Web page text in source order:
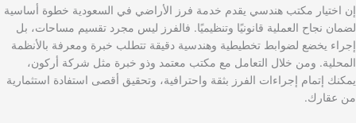
إن اختيار مكتب هندسي يقدم خدمة فرز الأراضي في السعودية خطوة أساسية
لضمان نجاح العملية قانونيًا وتنظيميًا. فالفرز ليس مجرد تقسيم مساحات، بل
إجراء يخضع لضوابط تخطيطية وهندسية دقيقة تتطلب خبرة ومعرفة بالأنظمة
المحلية. ومن خلال التعامل مع مكتب معتمد وذو خبرة مثل شركة أركون،
يمكنك إتمام إجراءات الفرز بثقة واحترافية، وتحقيق أقصى استفادة استثمارية
من عقارك.